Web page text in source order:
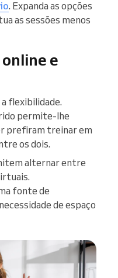
. Expanda as opções
as sessões menos
e
flexibilidade.
permite-lhe
prefiram treinar em
os dois.
alternar entre
fonte de
de espaço